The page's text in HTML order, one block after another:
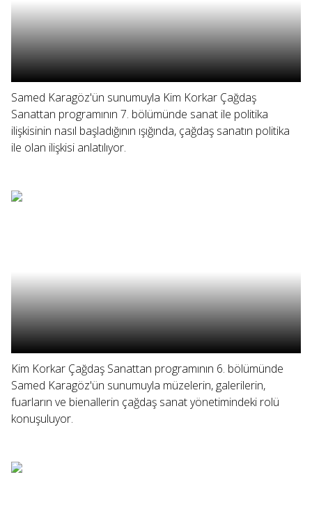
Samed Karagöz'ün sunumuyla Kim Korkar Çağdaş
Sanattan programının 7. bölümünde sanat ile politika
ilişkisinin nasıl başladığının ışığında, çağdaş sanatın politika
ile olan ilişkisi anlatılıyor.
Kim Korkar Çağdaş Sanattan programının 6. bölümünde
Samed Karagöz'ün sunumuyla müzelerin, galerilerin,
fuarların ve bienallerin çağdaş sanat yönetimindeki rolü
konuşuluyor.